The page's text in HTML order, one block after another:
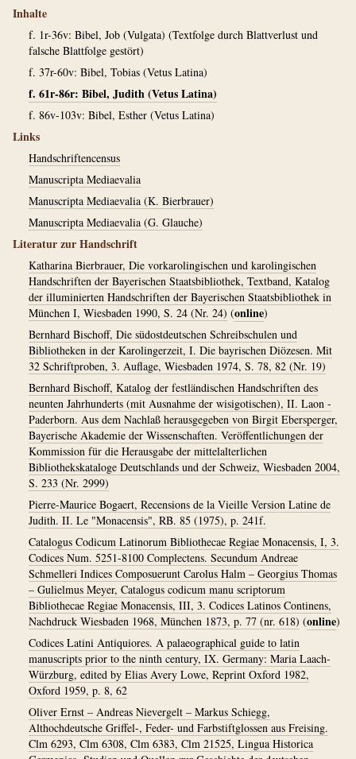
Inhalte
f. 1r-36v: Bibel, Job (Vulgata) (Textfolge durch Blattverlust und
falsche Blattfolge gestört)
f. 37r-60v: Bibel, Tobias (Vetus Latina)
f. 61r-86r: Bibel, Judith (Vetus Latina)
f. 86v-103v: Bibel, Esther (Vetus Latina)
Links
Handschriftencensus
Manuscripta Mediaevalia
Manuscripta Mediaevalia (K. Bierbrauer)
Manuscripta Mediaevalia (G. Glauche)
Literatur zur Handschrift
Katharina Bierbrauer, Die vorkarolingischen und karolingischen
Handschriften der Bayerischen Staatsbibliothek, Textband, Katalog
der illuminierten Handschriften der Bayerischen Staatsbibliothek in
München I, Wiesbaden 1990, S. 24 (Nr. 24) (online)
Bernhard Bischoff, Die südostdeutschen Schreibschulen und
Bibliotheken in der Karolingerzeit, I. Die bayrischen Diözesen. Mit
32 Schriftproben, 3. Auflage, Wiesbaden 1974, S. 78, 82 (Nr. 19)
Bernhard Bischoff, Katalog der festländischen Handschriften des
neunten Jahrhunderts (mit Ausnahme der wisigotischen), II. Laon -
Paderborn. Aus dem Nachlaß herausgegeben von Birgit Ebersperger,
Bayerische Akademie der Wissenschaften. Veröffentlichungen der
Kommission für die Herausgabe der mittelalterlichen
Bibliothekskataloge Deutschlands und der Schweiz, Wiesbaden 2004,
S. 233 (Nr. 2999)
Pierre-Maurice Bogaert, Recensions de la Vieille Version Latine de
Judith. II. Le "Monacensis", RB. 85 (1975), p. 241f.
Catalogus Codicum Latinorum Bibliothecae Regiae Monacensis, I, 3.
Codices Num. 5251-8100 Complectens. Secundum Andreae
Schmelleri Indices Composuerunt Carolus Halm – Georgius Thomas
– Gulielmus Meyer, Catalogus codicum manu scriptorum
Bibliothecae Regiae Monacensis, III, 3. Codices Latinos Continens,
Nachdruck Wiesbaden 1968, München 1873, p. 77 (nr. 618) (online)
Codices Latini Antiquiores. A palaeographical guide to latin
manuscripts prior to the ninth century, IX. Germany: Maria Laach-
Würzburg, edited by Elias Avery Lowe, Reprint Oxford 1982,
Oxford 1959, p. 8, 62
Oliver Ernst – Andreas Nievergelt – Markus Schiegg,
Althochdeutsche Griffel-, Feder- und Farbstiftglossen aus Freising.
Clm 6293, Clm 6308, Clm 6383, Clm 21525, Lingua Historica